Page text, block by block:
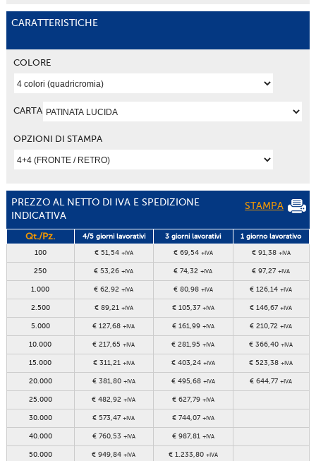
CARATTERISTICHE
COLORE
CARTA
OPZIONI DI STAMPA
PREZZO AL NETTO DI IVA E SPEDIZIONE
INDICATIVA
STAMPA
Qt./Pz. 4/5 giorni lavorativi 3 giorni lavorativi 1 giorno lavorativo
100 € 51,54 +IVA € 69,54 +IVA € 91,38 +IVA
250 € 53,26+IVA € 74,32+IVA € 97,27+IVA
1.000 € 62,92+IVA € 80,98 +IVA € 126,14+IVA
2.500 € 89,21 +IVA € 105,37 +IVA € 146,67+IVA
5.000 € 127,68+IVA € 161,99 +IVA € 210,72+IVA
10.000 € 217,65+IVA € 281,95+IVA € 366,40+IVA
15.000 € 311,21 +IVA € 403,24 +IVA € 523,38+IVA
20.000 € 381,80 +IVA € 495,68 +IVA € 644,77+IVA
25.000 € 482,92+IVA € 627,79 +IVA
30.000 € 573,47+IVA € 744,07 +IVA
40.000 € 760,53 +IVA € 987,81 +IVA
50.000 € 949,84+IVA € 1.233,80 +IVA